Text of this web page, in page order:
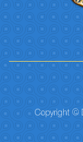
Copyright ©